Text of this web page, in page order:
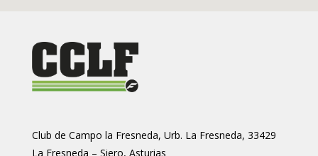
Club de Campo la Fresneda, Urb. La Fresneda, 33429
La Fresneda – Siero, Asturias